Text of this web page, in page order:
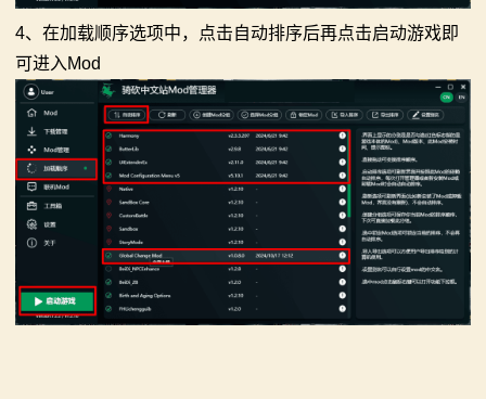
4、在加载顺序选项中，点击自动排序后再点击启动游戏即
可进入Mod